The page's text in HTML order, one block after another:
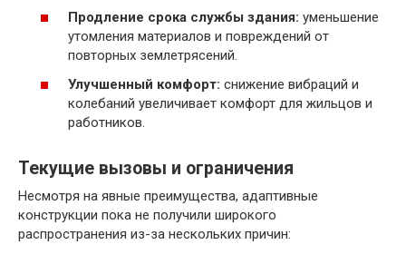
Продление срока службы здания: уменьшение
утомления материалов и повреждений от
повторных землетрясений.
Улучшенный комфорт: снижение вибраций и
колебаний увеличивает комфорт для жильцов и
работников.
Текущие вызовы и ограничения
Несмотря на явные преимущества, адаптивные
конструкции пока не получили широкого
распространения из-за нескольких причин: